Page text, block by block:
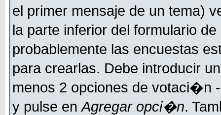
el primer mensaje de un
la parte inferior del formulario
probablemente las encuestas
para crearlas. Debe introducir
menos 2 opciones de votaci�n
y pulse enAgregar opci�n.